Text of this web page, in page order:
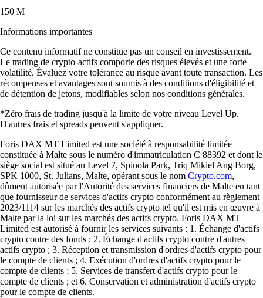
150 M
Informations importantes
Ce contenu informatif ne constitue pas un conseil en investissement.
Le trading de crypto-actifs comporte des risques élevés et une forte
volatilité. Évaluez votre tolérance au risque avant toute transaction. Les
récompenses et avantages sont soumis à des conditions d'éligibilité et
de détention de jetons, modifiables selon nos conditions générales.
*Zéro frais de trading jusqu'à la limite de votre niveau Level Up.
D'autres frais et spreads peuvent s'appliquer.
Foris DAX MT Limited est une société à responsabilité limitée
constituée à Malte sous le numéro d'immatriculation C 88392 et dont le
siège social est situé au Level 7, Spinola Park, Triq Mikiel Ang Borg,
SPK 1000, St. Julians, Malte, opérant sous le nom Crypto.com,
dûment autorisée par l'Autorité des services financiers de Malte en tant
que fournisseur de services d'actifs crypto conformément au règlement
2023/1114 sur les marchés des actifs crypto tel qu'il est mis en œuvre à
Malte par la loi sur les marchés des actifs crypto. Foris DAX MT
Limited est autorisé à fournir les services suivants : 1. Échange d'actifs
crypto contre des fonds ; 2. Échange d'actifs crypto contre d'autres
actifs crypto ; 3. Réception et transmission d'ordres d'actifs crypto pour
le compte de clients ; 4. Exécution d'ordres d'actifs crypto pour le
compte de clients ; 5. Services de transfert d'actifs crypto pour le
compte de clients ; et 6. Conservation et administration d'actifs crypto
pour le compte de clients.